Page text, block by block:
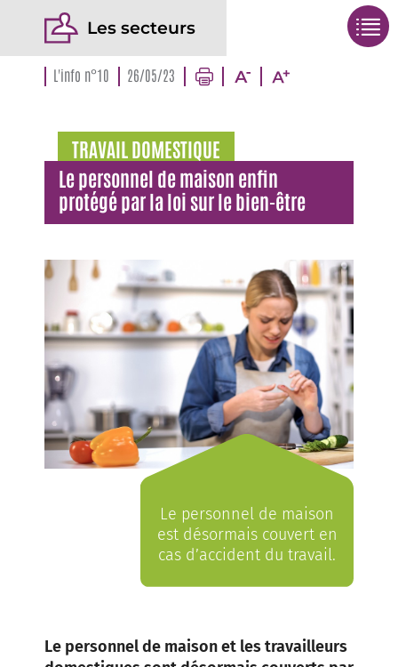
Les secteurs
L'info n°10 26/05/23
TRAVAIL DOMESTIQUE
Le personnel de maison enfin
protégé par la loi sur le bien-être
Le personnel de maison
est désormais couvert en
cas d’accident du travail.
Le personnel de maison et les travailleurs